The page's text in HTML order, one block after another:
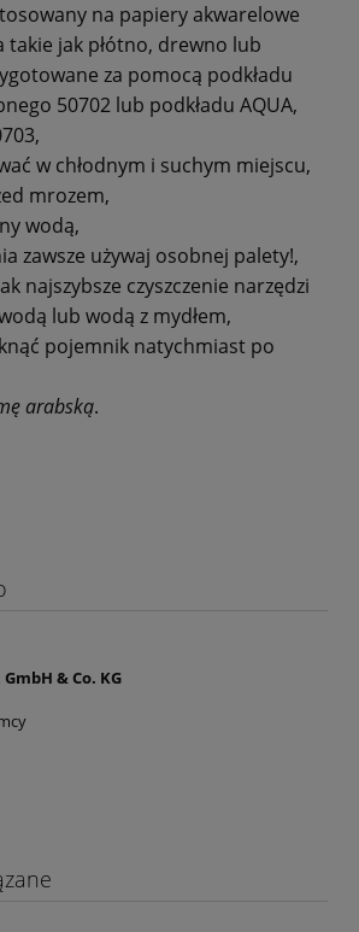
na papiery akwarelowe
takie jak płótno, drewno lub
za pomocą podkładu
50702 lub podkładu AQUA,
w chłodnym i suchym miejscu,
mrozem,
wodą,
zawsze używaj osobnej palety!,
najszybsze czyszczenie narzędzi
lub wodą z mydłem,
pojemnik natychmiast po
arabską.
& Co. KG